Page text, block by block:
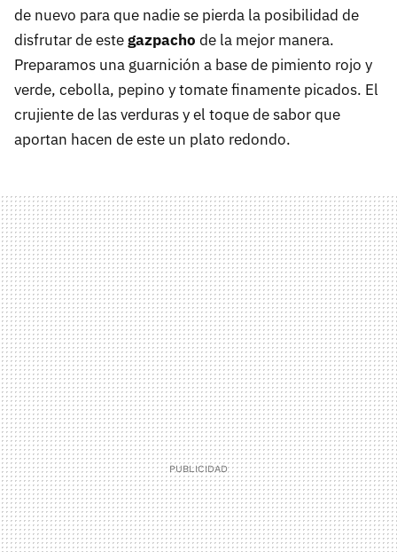
de nuevo para que nadie se pierda la posibilidad de
disfrutar de estegazpacho de la mejor manera.
Preparamos una guarnición a base de pimiento rojo y
verde, cebolla, pepino y tomate finamente picados. El
crujiente de las verduras y el toque de sabor que
aportan hacen de este un plato redondo.